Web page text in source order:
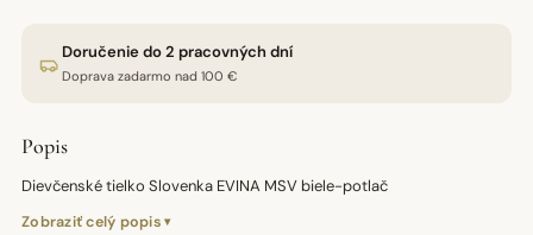
Doručenie do 2 pracovných dní
Doprava zadarmo nad 100 €
Popis
Dievčenské tielko Slovenka EVINA MSV biele-potlač
Zobraziť celý popis